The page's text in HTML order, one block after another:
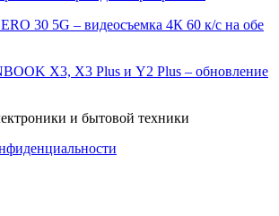
30 5G – видеосъемка 4К 60 к/с на обе
X3, X3 Plus и Y2 Plus – обновление
и бытовой техники